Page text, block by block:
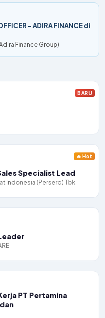
- ADIRA FINANCE di
Finance Group)
BARU
Specialist Lead
Indonesia (Persero) Tbk
🔥 Hot
PT Pertamina